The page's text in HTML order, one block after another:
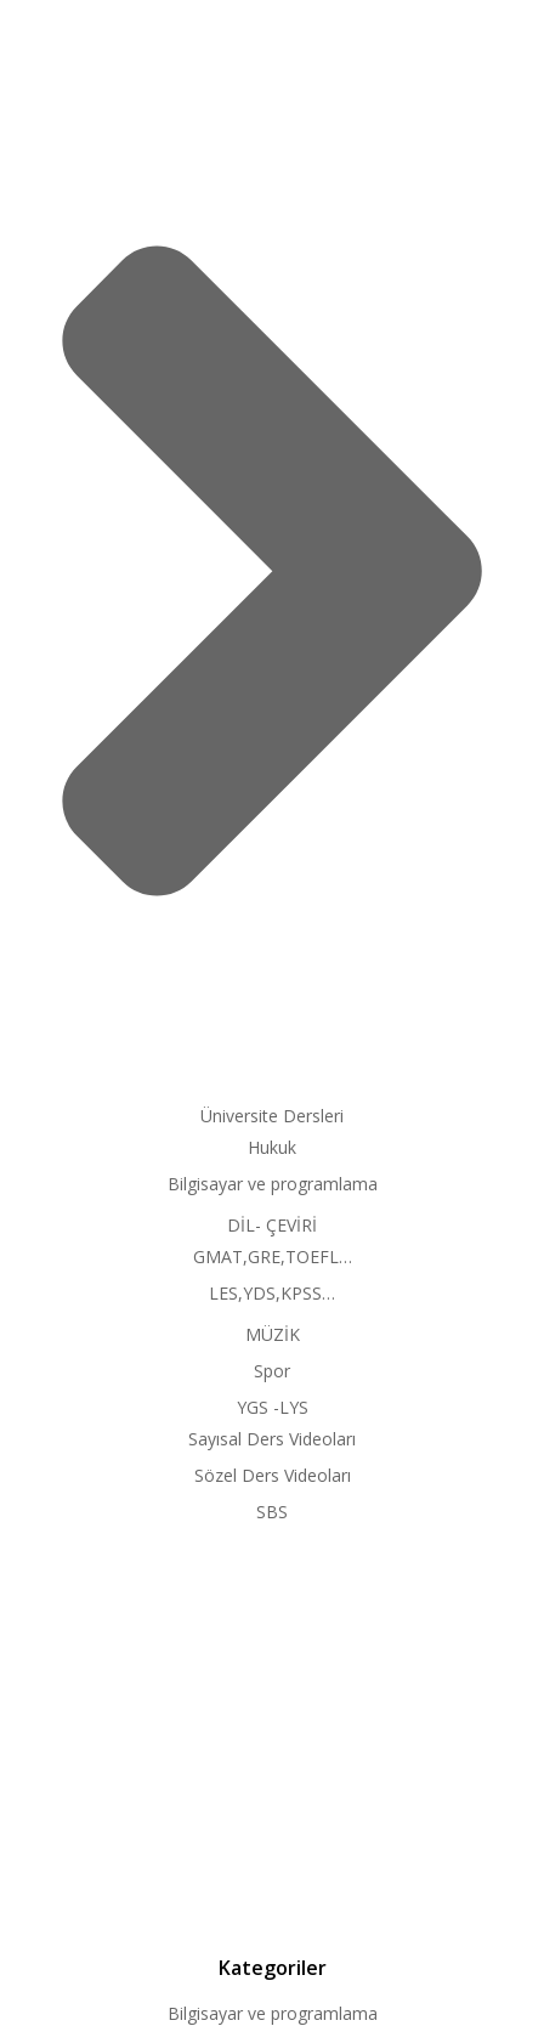
Üniversite Dersleri
Hukuk
Bilgisayar ve programlama
DİL- ÇEVİRİ
GMAT,GRE,TOEFL…
LES,YDS,KPSS…
MÜZİK
Spor
YGS -LYS
Sayısal Ders Videoları
Sözel Ders Videoları
SBS
Kategoriler
Bilgisayar ve programlama